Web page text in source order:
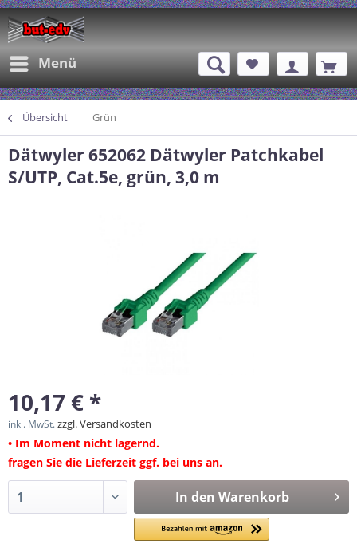
Menü
Übersicht Grün
Dätwyler 652062 Dätwyler Patchkabel
S/UTP, Cat.5e, grün, 3,0 m
10,17 € *
inkl. MwSt.zzgl. Versandkosten
• Im Moment nicht lagernd.
fragen Sie die Lieferzeit ggf. bei uns an.
In den Warenkorb